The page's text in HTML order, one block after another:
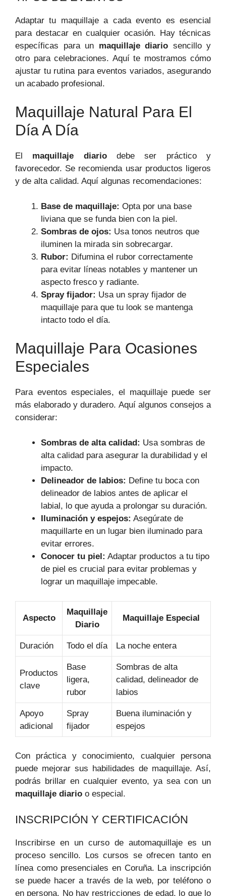
Adaptar tu maquillaje a cada evento es esencial
para destacar en cualquier ocasión. Hay técnicas
específicas para un maquillaje diario sencillo y
otro para celebraciones. Aquí te mostramos cómo
ajustar tu rutina para eventos variados, asegurando
un acabado profesional.
Maquillaje Natural Para El
Día A Día
El maquillaje diariodebe ser práctico y
favorecedor. Se recomienda usar productos ligeros
y de alta calidad. Aquí algunas recomendaciones:
Base de maquillaje: Opta por una base
liviana que se funda bien con la piel.
Sombras de ojos: Usa tonos neutros que
iluminen la mirada sin sobrecargar.
Rubor: Difumina el rubor correctamente
para evitar líneas notables y mantener un
aspecto fresco y radiante.
Spray fijador: Usa un spray fijador de
maquillaje para que tu look se mantenga
intacto todo el día.
Maquillaje Para Ocasiones
Especiales
Para eventos especiales, el maquillaje puede ser
más elaborado y duradero. Aquí algunos consejos a
considerar:
Sombras de alta calidad: Usa sombras de
alta calidad para asegurar la durabilidad y el
impacto.
Delineador de labios: Define tu boca con
delineador de labios antes de aplicar el
labial, lo que ayuda a prolongar su duración.
Iluminación y espejos: Asegúrate de
maquillarte en un lugar bien iluminado para
evitar errores.
Conocer tu piel: Adaptar productos a tu tipo
de piel es crucial para evitar problemas y
lograr un maquillaje impecable.
Aspecto
Maquillaje
Diario
Maquillaje Especial
Duración Todo el día La noche entera
Productos
clave
Base
ligera,
rubor
Sombras de alta
calidad, delineador de
labios
Apoyo
adicional
Spray
fijador
Buena iluminación y
espejos
Con práctica y conocimiento, cualquier persona
puede mejorar sus habilidades de maquillaje. Así,
podrás brillar en cualquier evento, ya sea con un
maquillaje diario o especial.
INSCRIPCIÓN Y CERTIFICACIÓN
Inscribirse en un curso de automaquillaje es un
proceso sencillo. Los cursos se ofrecen tanto en
línea como presenciales en Coruña. La inscripción
se puede hacer a través de la web, por teléfono o
en persona. No hay restricciones de edad, lo que lo